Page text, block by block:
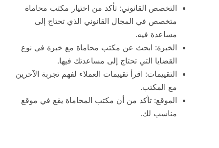
التخصص القانوني: تأكد من اختيار مكتب محاماة
متخصص في المجال القانوني الذي تحتاج إلى
مساعدة فيه.
الخبرة: ابحث عن مكتب محاماة مع خبرة في نوع
القضايا التي تحتاج إلى مساعدتك فيها.
التقييمات: اقرأ تقييمات العملاء لفهم تجربة الآخرين
مع المكتب.
الموقع: تأكد من أن مكتب المحاماة يقع في موقع
مناسب لك.